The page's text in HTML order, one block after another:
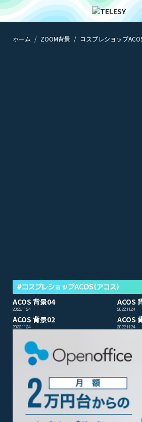
ホ
ホーム ZOOM背景 コスプレショップ
#コスプレショップACOS(アコス)
ACOS 背景04
2022.11.24
ACOS
2022.11.24
ACOS 背景02
2022.11.24
ACOS
2022.11.24